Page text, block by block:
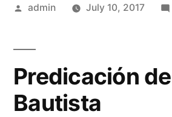
Posted
admin July 10, 2017
Predicación
Bautista